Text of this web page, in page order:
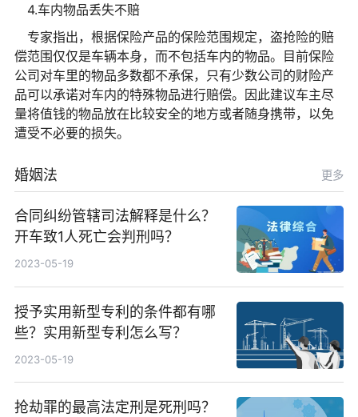
4.车内物品丢失不赔
专家指出，根据保险产品的保险范围规定，盗抢险的赔
偿范围仅仅是车辆本身，而不包括车内的物品。目前保险
公司对车里的物品多数都不承保，只有少数公司的财险产
品可以承诺对车内的特殊物品进行赔偿。因此建议车主尽
量将值钱的物品放在比较安全的地方或者随身携带，以免
遭受不必要的损失。
婚姻法 更多
合同纠纷管辖司法解释是什么？
开车致1人死亡会判刑吗？
2023-05-19
授予实用新型专利的条件都有哪
些？实用新型专利怎么写？
2023-05-19
抢劫罪的最高法定刑是死刑吗？